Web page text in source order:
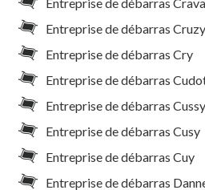
Entreprise de débarras
Entreprise de débarras Cry
Entreprise de débarras
Entreprise de débarras
Entreprise de débarras Cusy
Entreprise de débarras Cuy
Entreprise de débarras